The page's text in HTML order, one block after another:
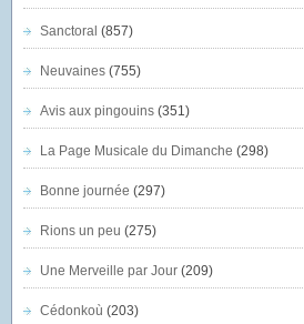
Sanctoral (857)
Neuvaines(755)
Avis aux pingouins(351)
La Page Musicale du Dimanche (298)
Bonne journée (297)
Rions un peu (275)
Une Merveille par Jour(209)
Cédonkoù (203)